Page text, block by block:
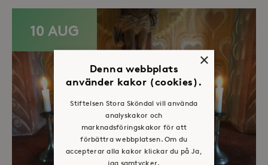
10 AUG
×
Denna webbplats
använder kakor (cookies).
Stiftelsen Stora Sköndal vill använda
analyskakor och
marknadsföringskakor för att
förbättra webbplatsen. Om du
accepterar alla kakor klickar du på Ja,
jag samtycker.